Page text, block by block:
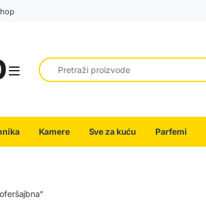
Search for:
Kamere Sve za kuću Parfemi